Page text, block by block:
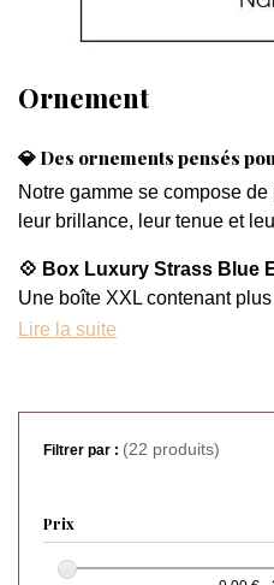
Ornement
💎 Des ornements pensés
Notre gamme se compose
leur brillance, leur tenue et
💠 Box Luxury Strass Blue
Une boîte XXL contenant
bleu électrique.
✅ Inclus : un Rhinestone
Idéal pour composer des
✨ Box Luxury Strass
Une autre boîte complète,
aux reflets irisés.
Lire la suite
Filtrer par : (22 produits)
Prix